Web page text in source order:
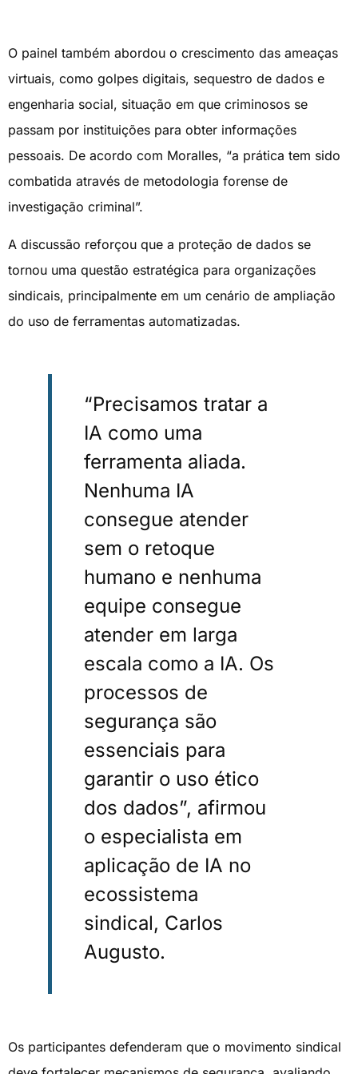
O painel também abordou o crescimento das ameaças
virtuais, como golpes digitais, sequestro de dados e
engenharia social, situação em que criminosos se
passam por instituições para obter informações
pessoais. De acordo com Moralles, “a prática tem sido
combatida através de metodologia forense de
investigação criminal”.
A discussão reforçou que a proteção de dados se
tornou uma questão estratégica para organizações
sindicais, principalmente em um cenário de ampliação
do uso de ferramentas automatizadas.
“Precisamos tratar a
IA como uma
ferramenta aliada.
Nenhuma IA
consegue atender
sem o retoque
humano e nenhuma
equipe consegue
atender em larga
escala como a IA. Os
processos de
segurança são
essenciais para
garantir o uso ético
dos dados”, afirmou
o especialista em
aplicação de IA no
ecossistema
sindical, Carlos
Augusto.
Os participantes defenderam que o movimento sindical